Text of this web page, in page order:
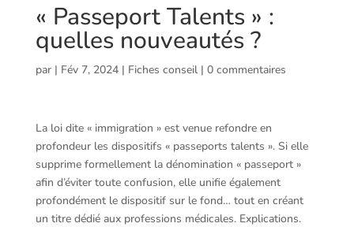
« Passeport Talents » :
quelles nouveautés ?
par | Fév 7, 2024| Fiches conseil| 0 commentaires
La loi dite « immigration » est venue refondre en
profondeur les dispositifs « passeports talents ». Si elle
supprime formellement la dénomination « passeport »
afin d’éviter toute confusion, elle unifie également
profondément le dispositif sur le fond… tout en créant
un titre dédié aux professions médicales. Explications.